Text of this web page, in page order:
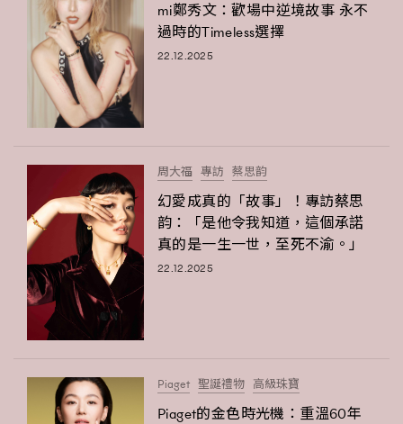
mi鄭秀文：歡場中逆境故事 永不
過時的Timeless選擇
22.12.2025
周大福 專訪 蔡思韵
幻愛成真的「故事」！專訪蔡思
韵：「是他令我知道，這個承諾
真的是一生一世，至死不渝。」
22.12.2025
Piaget 聖誕禮物 高級珠寶
Piaget的金色時光機：重溫60年